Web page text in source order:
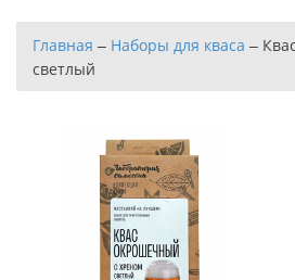
Главная – Наборы для кваса –
светлый